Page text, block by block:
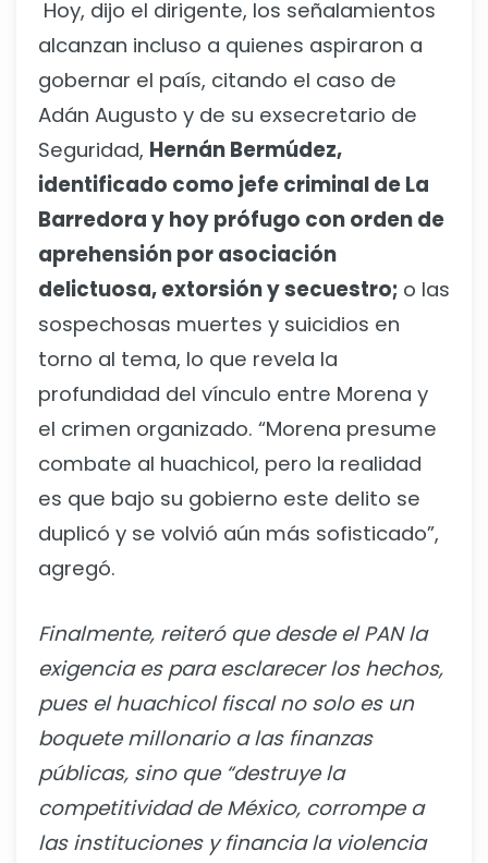
Hoy, dijo el dirigente, los señalamientos
alcanzan incluso a quienes aspiraron a
gobernar el país, citando el caso de
Adán Augusto y de su exsecretario de
Seguridad, Hernán Bermúdez,
identificado como jefe criminal de La
Barredora y hoy prófugo con orden de
aprehensión por asociación
delictuosa, extorsión y secuestro; o las
sospechosas muertes y suicidios en
torno al tema, lo que revela la
profundidad del vínculo entre Morena y
el crimen organizado. “Morena presume
combate al huachicol, pero la realidad
es que bajo su gobierno este delito se
duplicó y se volvió aún más sofisticado”,
agregó.
Finalmente, reiteró que desde el PAN la
exigencia es para esclarecer los hechos,
pues el huachicol fiscal no solo es un
boquete millonario a las finanzas
públicas, sino que “destruye la
competitividad de México, corrompe a
las instituciones y financia la violencia